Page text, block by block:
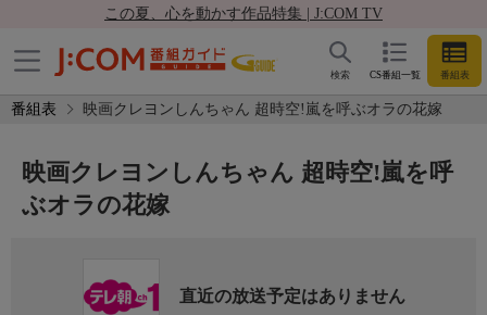
この夏、心を動かす作品特集 | J:COM TV
CS番組一覧 番組表
検索
番組表 映画クレヨンしんちゃん 超時空!嵐を呼ぶオラの花嫁
映画クレヨンしんちゃん 超時空!嵐を呼
ぶオラの花嫁
直近の放送予定はありません